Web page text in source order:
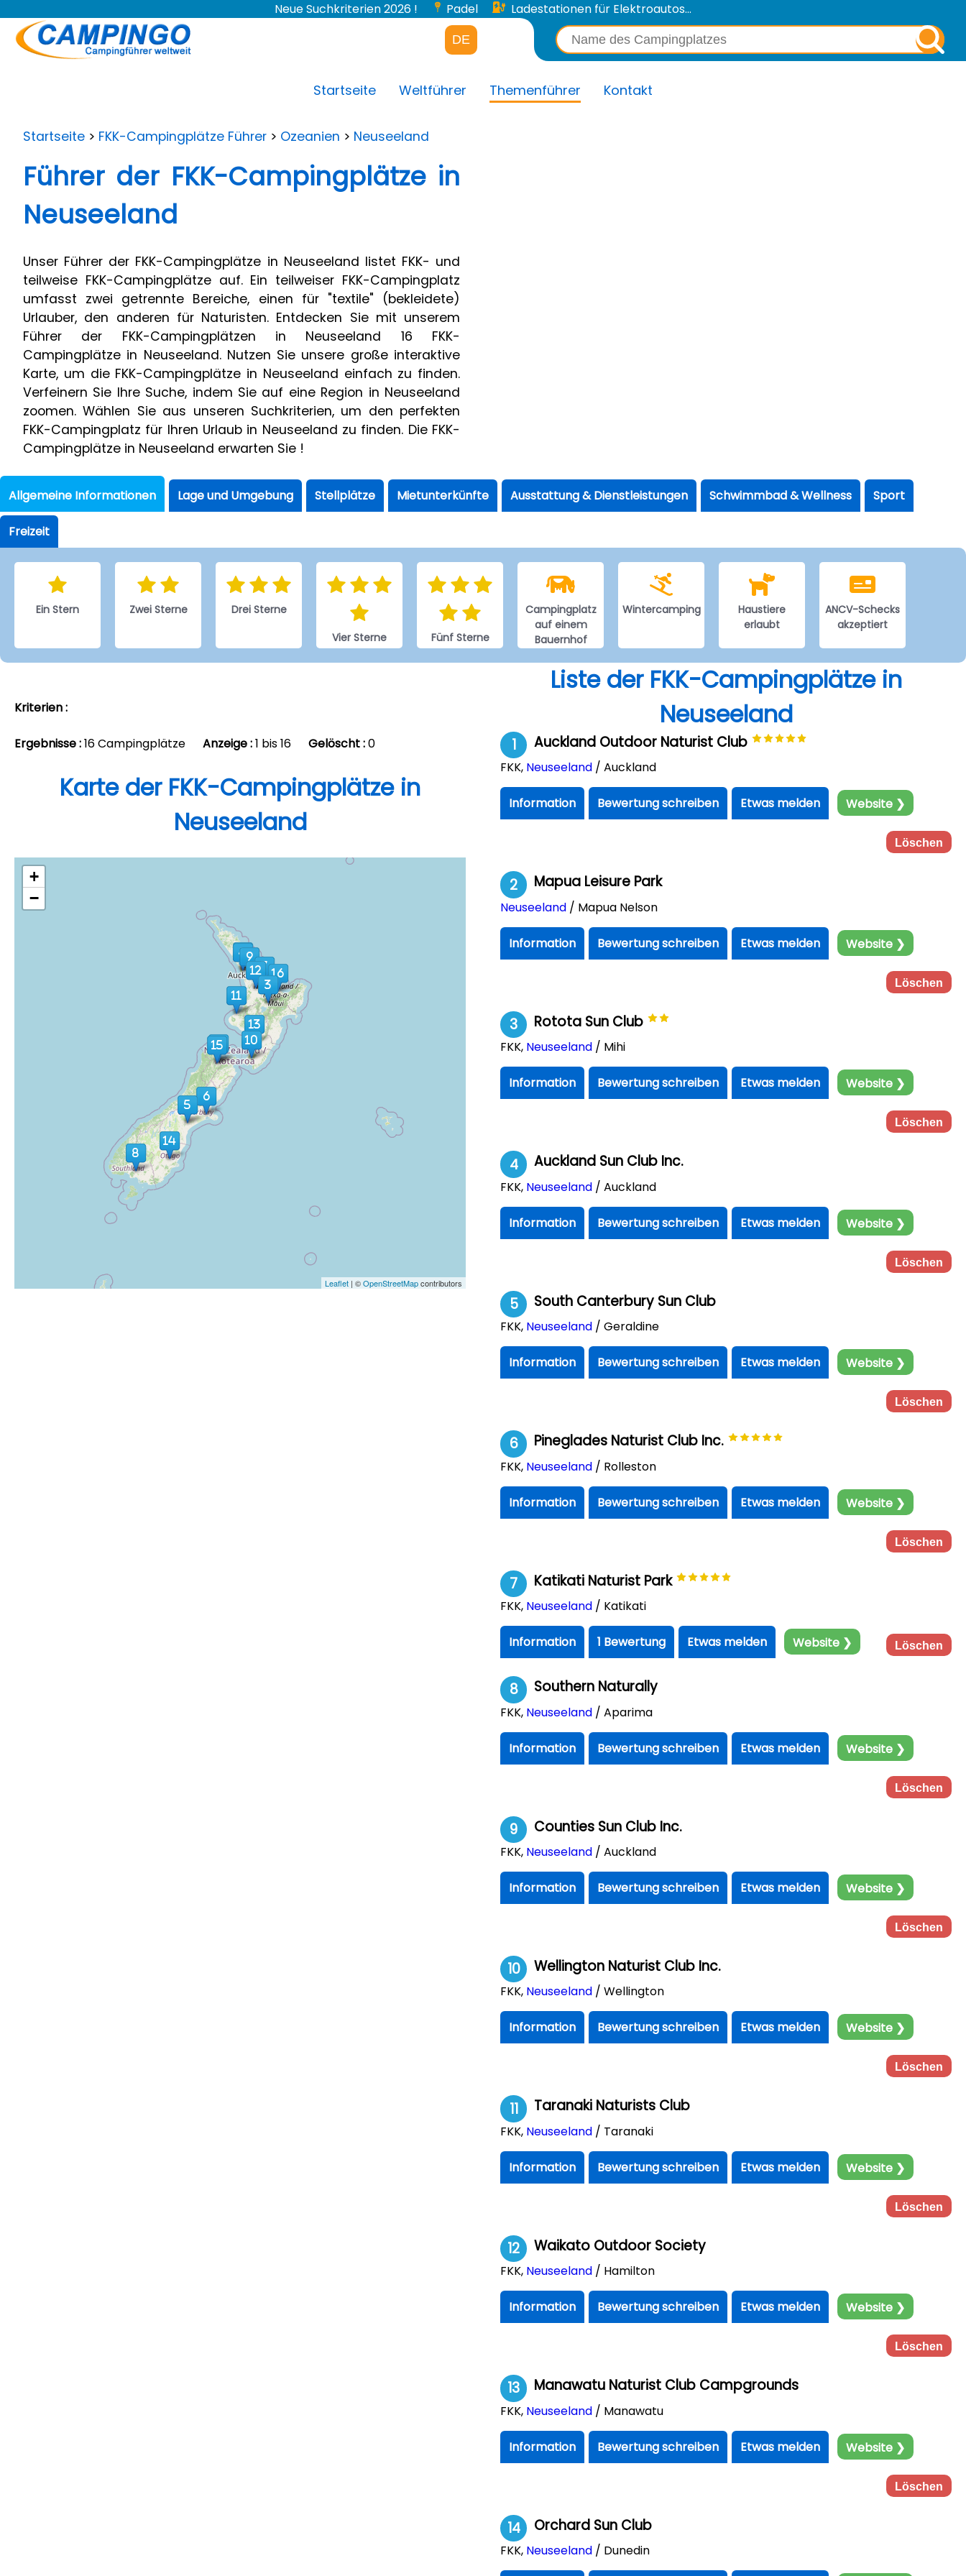
Neue Suchkriterien 2026 ! Padel Ladestationen für Elektroautos...
Startseite Weltführer Themenführer Kontakt
DE
Startseite > FKK-Campingplätze Führer > Ozeanien > Neuseeland
Führer der FKK-Campingplätze in
Neuseeland
Unser Führer der FKK-Campingplätze in Neuseeland listet FKK- und
teilweise FKK-Campingplätze auf. Ein teilweiser FKK-Campingplatz
umfasst zwei getrennte Bereiche, einen für "textile" (bekleidete)
Urlauber, den anderen für Naturisten. Entdecken Sie mit unserem
Führer der FKK-Campingplätzen in Neuseeland 16 FKK-
Campingplätze in Neuseeland. Nutzen Sie unsere große interaktive
Karte, um die FKK-Campingplätze in Neuseeland einfach zu finden.
Verfeinern Sie Ihre Suche, indem Sie auf eine Region in Neuseeland
zoomen. Wählen Sie aus unseren Suchkriterien, um den perfekten
FKK-Campingplatz für Ihren Urlaub in Neuseeland zu finden. Die FKK-
Campingplätze in Neuseeland erwarten Sie !
Allgemeine Informationen
Ein Stern Zwei Sterne
Drei Sterne
Vier Sterne
Fünf Sterne
Campingplatz
auf einem
Bauernhof
Wintercamping
Haustiere
erlaubt
ANCV-Schecks
akzeptiert
Lage und Umgebung Stellplätze Mietunterkünfte Ausstattung & Dienstleistungen Schwimmbad & Wellness Sport
Freizeit
Kriterien :
Ergebnisse :16 Campingplätze Anzeige :1 bis 16 Gelöscht :0
Karte der FKK-Campingplätze in
Neuseeland
+
−
Leaflet | ©OpenStreetMapcontributors
Liste der FKK-Campingplätze in
Neuseeland
1 Auckland Outdoor Naturist Club
FKK, Neuseeland / Auckland
Information Bewertung schreiben Etwas melden Website ❯
Löschen
2 Mapua Leisure Park
Neuseeland / Mapua Nelson
Information Bewertung schreiben Etwas melden Website ❯
Löschen
3 Rotota Sun Club
FKK, Neuseeland / Mihi
Information Bewertung schreiben Etwas melden Website ❯
Löschen
4 Auckland Sun Club Inc.
FKK, Neuseeland / Auckland
Information Bewertung schreiben Etwas melden Website ❯
Löschen
5 South Canterbury Sun Club
FKK, Neuseeland / Geraldine
Information Bewertung schreiben Etwas melden Website ❯
Löschen
6 Pineglades Naturist Club Inc.
FKK, Neuseeland / Rolleston
Information Bewertung schreiben Etwas melden Website ❯
Löschen
7 Katikati Naturist Park
FKK, Neuseeland / Katikati
Information 1 Bewertung Etwas melden Website ❯ Löschen
8 Southern Naturally
FKK, Neuseeland / Aparima
Information Bewertung schreiben Etwas melden Website ❯
Löschen
9 Counties Sun Club Inc.
FKK, Neuseeland / Auckland
Information Bewertung schreiben Etwas melden Website ❯
Löschen
10 Wellington Naturist Club Inc.
FKK, Neuseeland / Wellington
Information Bewertung schreiben Etwas melden Website ❯
Löschen
11 Taranaki Naturists Club
FKK, Neuseeland / Taranaki
Information Bewertung schreiben Etwas melden Website ❯
Löschen
12 Waikato Outdoor Society
FKK, Neuseeland / Hamilton
Information Bewertung schreiben Etwas melden Website ❯
Löschen
13 Manawatu Naturist Club Campgrounds
FKK, Neuseeland / Manawatu
Information Bewertung schreiben Etwas melden Website ❯
Löschen
14 Orchard Sun Club
FKK, Neuseeland / Dunedin